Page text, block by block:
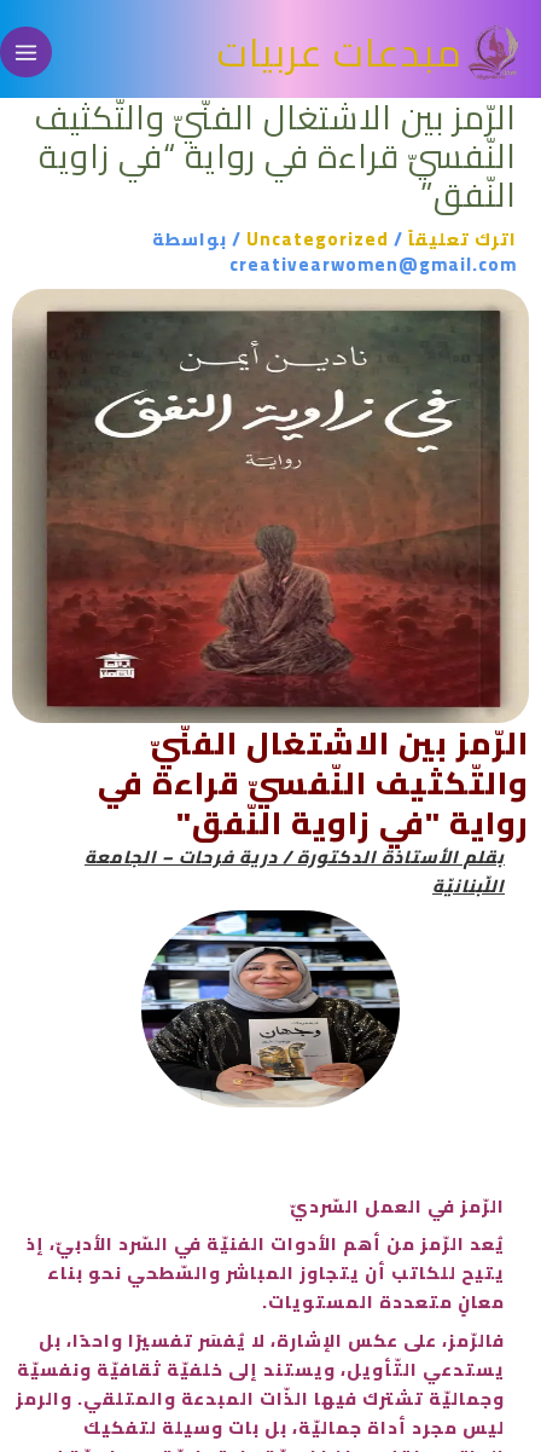
إلى
المحتوىمبدعات عربيات
الرّمز بين الاشتغال الفنّيّ والتّكثيف
النّفسيّ قراءة في رواية “في زاوية
النّفق”
اترك تعليقاً/
Uncategorized / بواسطة
creativearwomen@gmail.com
الرّمز بين الاشتغال الفنّيّ
والتّكثيف النّفسيّ قراءة في
رواية "في زاوية النّفق"
بقلم الأستاذة الدكتورة / درية فرحات – الجامعة
اللّبنانيّة
الرّمز في العمل السّرديّ
يُعد الرّمز من أهم الأدوات الفنيّة في السّرد الأدبيّ، إذ
يتيح للكاتب أن يتجاوز المباشر والسّطحي نحو بناء
معانٍ متعددة المستويات.
فالرّمز، على عكس الإشارة، لا يُفسَر تفسيرًا واحدًا، بل
يستدعي التّأويل، ويستند إلى خلفيّة ثقافيّة ونفسيّة
وجماليّة تشترك فيها الذّات المبدعة والمتلقي. والرمز
ليس مجرد أداة جماليّة، بل بات وسيلة لتفكيك